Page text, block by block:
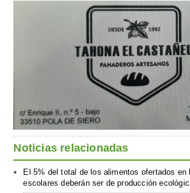
Noticias relacionadas
El 5% del total de los alimentos ofertados en
escolares deberán ser de producción